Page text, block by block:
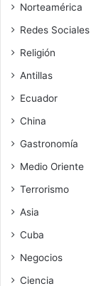
Norteamérica
Redes Sociales
Religión
Antillas
Ecuador
China
Gastronomía
Medio Oriente
Terrorismo
Asia
Cuba
Negocios
Ciencia